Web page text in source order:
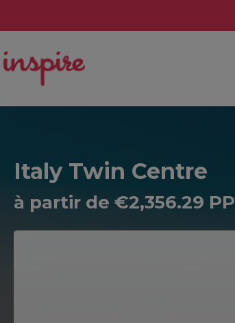
Italy Twin Centre
à partir de €2,356.29 PP